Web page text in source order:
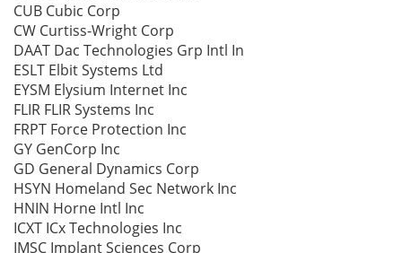
CUB Cubic Corp
CW Curtiss-Wright Corp
DAAT Dac Technologies Grp Intl In
ESLT Elbit Systems Ltd
EYSM Elysium Internet Inc
FLIR FLIR Systems Inc
FRPT Force Protection Inc
GY GenCorp Inc
GD General Dynamics Corp
HSYN Homeland Sec Network Inc
HNIN Horne Intl Inc
ICXT ICx Technologies Inc
IMSC Implant Sciences Corp